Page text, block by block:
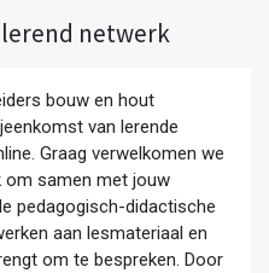
netwerk
bouw en hout
van lerende
Graag verwelkomen we
om samen met jouw
pedagogisch-didactische
aan lesmateriaal en
om te bespreken. Door